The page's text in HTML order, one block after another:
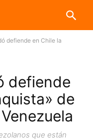
defiende en Chile la
defiende
de
que están